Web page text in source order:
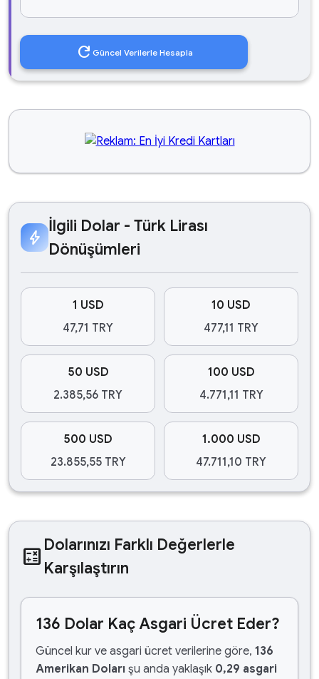
refresh Güncel Verilerle Hesapla
bolt
İlgili Dolar - Türk Lirası
Dönüşümleri
1 USD
47,71 TRY
10 USD
477,11 TRY
50 USD
2.385,56 TRY
100 USD
4.771,11 TRY
500 USD
23.855,55 TRY
1.000 USD
47.711,10 TRY
calculate Dolarınızı Farklı Değerlerle
Karşılaştırın
136 Dolar Kaç Asgari Ücret Eder?
Güncel kur ve asgari ücret verilerine göre, 136
Amerikan Doları şu anda yaklaşık 0,29 asgari